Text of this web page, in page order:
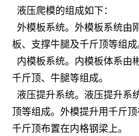
液压爬模的组成如下：
外模板系统。外模板系统由
板、支撑牛腿及千斤顶等组成
内模板系统。内模板体系由
千斤顶、牛腿等组成。
液压提升系统。液压提升系
顶等组成。外模提升用千斤
千斤顶布置在内格钢梁上。